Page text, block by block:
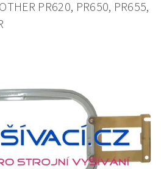
PR620, PR650, PR655,